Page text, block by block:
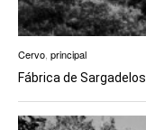
Cervo principal
Fábrica de Sargadelos